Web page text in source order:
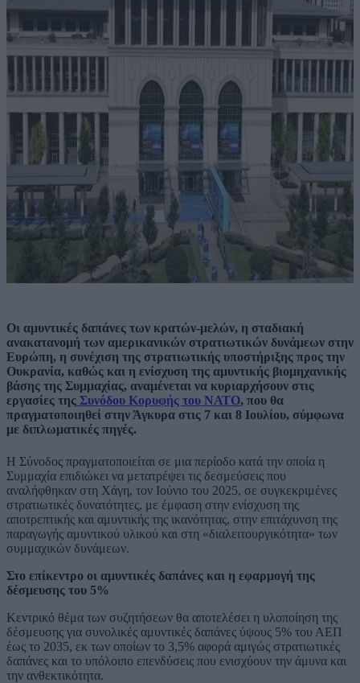
Οι αμυντικές δαπάνες των κρατών-μελών, η σταδιακή
ανακατανομή των αμερικανικών στρατιωτικών δυνάμεων στην
Ευρώπη, η συνέχιση της στρατιωτικής υποστήριξης προς την
Ουκρανία, καθώς και η ενίσχυση της αμυντικής βιομηχανικής
βάσης της Συμμαχίας, αναμένεται να κυριαρχήσουν στις
εργασίες της Συνόδου Κορυφής του ΝΑΤΟ, που θα
πραγματοποιηθεί στην Άγκυρα στις 7 και 8 Ιουλίου, σύμφωνα
με διπλωματικές πηγές.
Η Σύνοδος πραγματοποιείται σε μια περίοδο κατά την οποία η
Συμμαχία επιδιώκει να μετατρέψει τις δεσμεύσεις που
αναλήφθηκαν στη Χάγη, τον Ιούνιο του 2025, σε συγκεκριμένες
στρατιωτικές δυνατότητες, με έμφαση στην ενίσχυση της
αποτρεπτικής και αμυντικής της ικανότητας, στην επιτάχυνση της
παραγωγής αμυντικού υλικού και στη «διαλειτουργικότητα» των
συμμαχικών δυνάμεων.
Στο επίκεντρο οι αμυντικές δαπάνες και η εφαρμογή της
δέσμευσης του 5%
Κεντρικό θέμα των συζητήσεων θα αποτελέσει η υλοποίηση της
δέσμευσης για συνολικές αμυντικές δαπάνες ύψους 5% του ΑΕΠ
έως το 2035, εκ των οποίων το 3,5% αφορά αμιγώς στρατιωτικές
δαπάνες και το υπόλοιπο επενδύσεις που ενισχύουν την άμυνα και
την ανθεκτικότητα.